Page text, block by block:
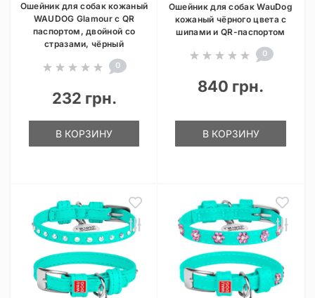
Ошейник для собак кожаный
WAUDOG Glamour с QR
паспортом, двойной со
стразами, чёрный
0
232 грн.
В КОРЗИНУ
Ошейник для собак WauDog
кожаный чёрного цвета с
шипами и QR-паспортом
0
840 грн.
В КОРЗИНУ